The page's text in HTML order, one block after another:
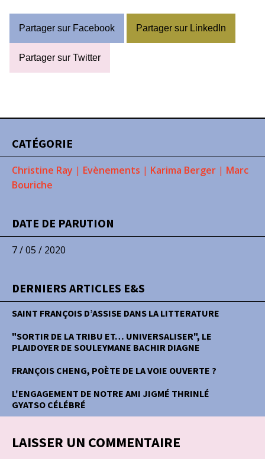
CATÉGORIE
Christine Ray | Evènements | Karima Berger | Marc
Bouriche
DATE DE PARUTION
7 / 05 / 2020
DERNIERS ARTICLES E&S
SAINT FRANÇOIS D’ASSISE DANS LA LITTERATURE
"SORTIR DE LA TRIBU ET… UNIVERSALISER", LE
PLAIDOYER DE SOULEYMANE BACHIR DIAGNE
FRANÇOIS CHENG, POÈTE DE LA VOIE OUVERTE ?
L'ENGAGEMENT DE NOTRE AMI JIGMÉ THRINLÉ
GYATSO CÉLÉBRÉ
LAISSER UN COMMENTAIRE
Partager sur Facebook Partager sur LinkedIn
Partager sur Twitter